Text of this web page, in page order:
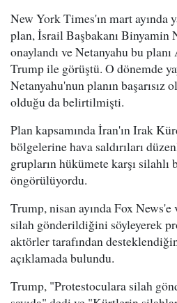
New York Times'ın mart ayında
plan, İsrail Başbakanı Binyamin
onaylandı ve Netanyahu bu
Trump ile görüştü. O dönemde
Netanyahu'nun planın başarısız
olduğu da belirtilmişti.
Plan kapsamında İran'ın Irak
bölgelerine hava saldırıları
grupların hükümete karşı
öngörülüyordu.
Trump, nisan ayında Fox
silah gönderildiğini söyleyerek
aktörler tarafından
açıklamada bulundu.
Trump, "Protestoculara silah